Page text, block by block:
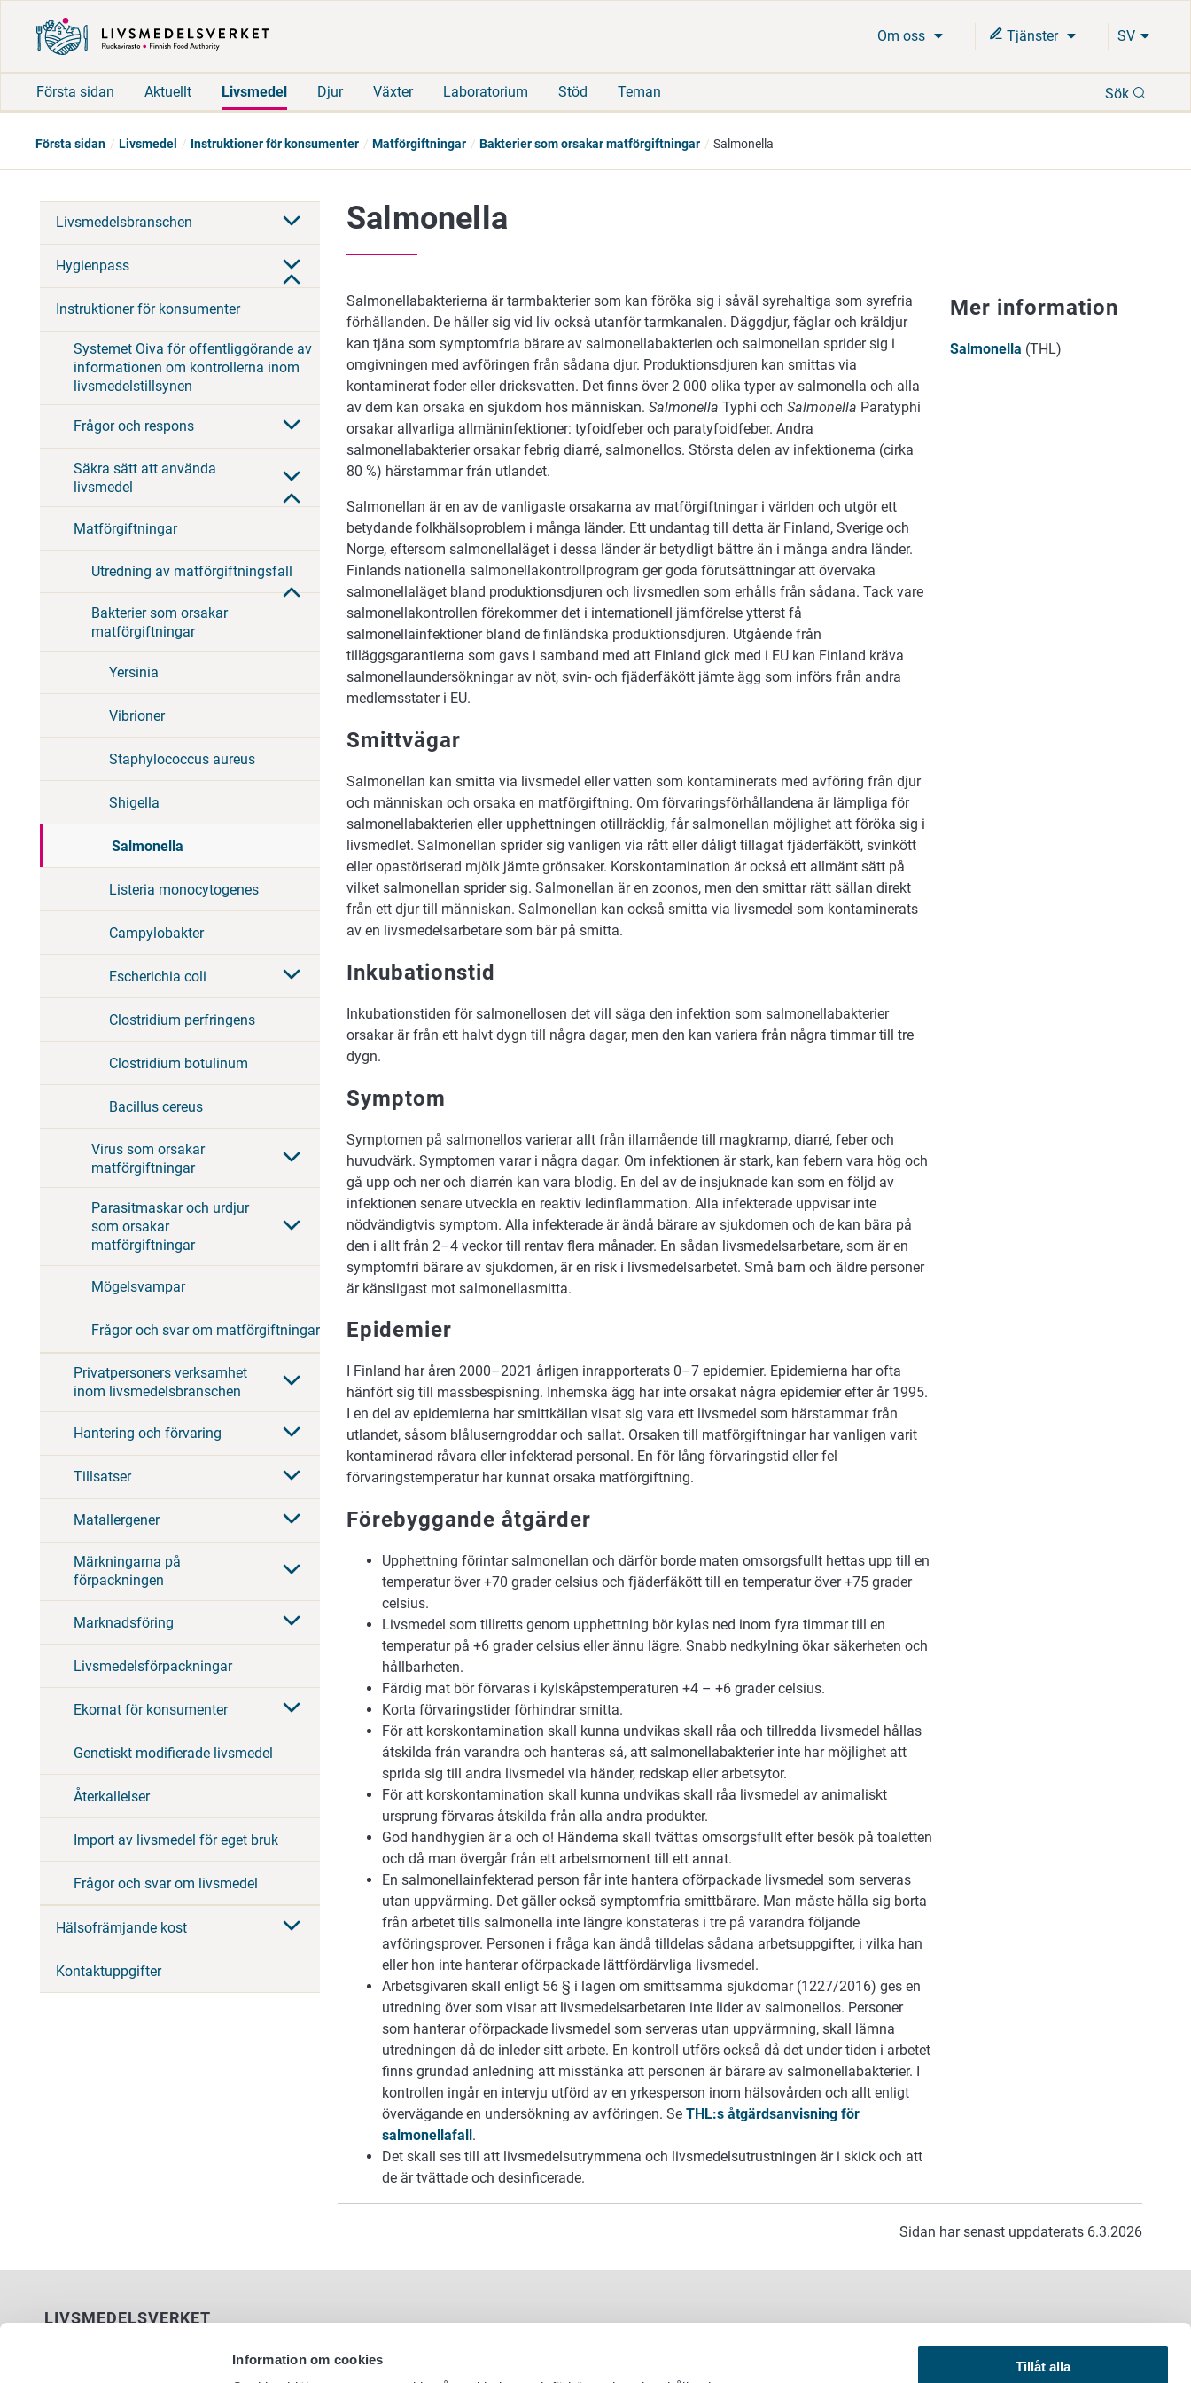
Information om cookies
Tillåt alla
Om oss Tjänster SV
Första sidan Aktuellt Livsmedel Djur Växter Laboratorium Stöd Teman Sök
Första sidan Livsmedel Instruktioner för konsumenter Matförgiftningar Bakterier som orsakar matförgiftningar Salmonella
Livsmedelsbranschen
Hygienpass
Instruktioner för konsumenter
Systemet Oiva för offentliggörande av
informationen om kontrollerna inom
livsmedelstillsynen
Frågor och respons
Säkra sätt att använda
livsmedel
Matförgiftningar
Utredning av matförgiftningsfall
Bakterier som orsakar
matförgiftningar
Yersinia
Vibrioner
Staphylococcus aureus
Shigella
Salmonella
Listeria monocytogenes
Campylobakter
Escherichia coli
Clostridium perfringens
Clostridium botulinum
Bacillus cereus
Virus som orsakar
matförgiftningar
Parasitmaskar och urdjur
som orsakar
matförgiftningar
Mögelsvampar
Frågor och svar om matförgiftningar
Privatpersoners verksamhet
inom livsmedelsbranschen
Hantering och förvaring
Tillsatser
Matallergener
Märkningarna på
förpackningen
Marknadsföring
Livsmedelsförpackningar
Ekomat för konsumenter
Genetiskt modifierade livsmedel
Återkallelser
Import av livsmedel för eget bruk
Frågor och svar om livsmedel
Hälsofrämjande kost
Kontaktuppgifter
Salmonella
Salmonellabakterierna är tarmbakterier som kan föröka sig i såväl syrehaltiga som syrefria
förhållanden. De håller sig vid liv också utanför tarmkanalen. Däggdjur, fåglar och kräldjur
kan tjäna som symptomfria bärare av salmonellabakterien och salmonellan sprider sig i
omgivningen med avföringen från sådana djur. Produktionsdjuren kan smittas via
kontaminerat foder eller dricksvatten. Det finns över 2 000 olika typer av salmonella och alla
av dem kan orsaka en sjukdom hos människan. Salmonella Typhi och Salmonella Paratyphi
orsakar allvarliga allmäninfektioner: tyfoidfeber och paratyfoidfeber. Andra
salmonellabakterier orsakar febrig diarré, salmonellos. Största delen av infektionerna (cirka
80 %) härstammar från utlandet.
Salmonellan är en av de vanligaste orsakarna av matförgiftningar i världen och utgör ett
betydande folkhälsoproblem i många länder. Ett undantag till detta är Finland, Sverige och
Norge, eftersom salmonellaläget i dessa länder är betydligt bättre än i många andra länder.
Finlands nationella salmonellakontrollprogram ger goda förutsättningar att övervaka
salmonellaläget bland produktionsdjuren och livsmedlen som erhålls från sådana. Tack vare
salmonellakontrollen förekommer det i internationell jämförelse ytterst få
salmonellainfektioner bland de finländska produktionsdjuren. Utgående från
tilläggsgarantierna som gavs i samband med att Finland gick med i EU kan Finland kräva
salmonellaundersökningar av nöt, svin- och fjäderfäkött jämte ägg som införs från andra
medlemsstater i EU.
Smittvägar
Salmonellan kan smitta via livsmedel eller vatten som kontaminerats med avföring från djur
och människan och orsaka en matförgiftning. Om förvaringsförhållandena är lämpliga för
salmonellabakterien eller upphettningen otillräcklig, får salmonellan möjlighet att föröka sig i
livsmedlet. Salmonellan sprider sig vanligen via rått eller dåligt tillagat fjäderfäkött, svinkött
eller opastöriserad mjölk jämte grönsaker. Korskontamination är också ett allmänt sätt på
vilket salmonellan sprider sig. Salmonellan är en zoonos, men den smittar rätt sällan direkt
från ett djur till människan. Salmonellan kan också smitta via livsmedel som kontaminerats
av en livsmedelsarbetare som bär på smitta.
Inkubationstid
Inkubationstiden för salmonellosen det vill säga den infektion som salmonellabakterier
orsakar är från ett halvt dygn till några dagar, men den kan variera från några timmar till tre
dygn.
Symptom
Symptomen på salmonellos varierar allt från illamående till magkramp, diarré, feber och
huvudvärk. Symptomen varar i några dagar. Om infektionen är stark, kan febern vara hög och
gå upp och ner och diarrén kan vara blodig. En del av de insjuknade kan som en följd av
infektionen senare utveckla en reaktiv ledinflammation. Alla infekterade uppvisar inte
nödvändigtvis symptom. Alla infekterade är ändå bärare av sjukdomen och de kan bära på
den i allt från 2–4 veckor till rentav flera månader. En sådan livsmedelsarbetare, som är en
symptomfri bärare av sjukdomen, är en risk i livsmedelsarbetet. Små barn och äldre personer
är känsligast mot salmonellasmitta.
Epidemier
I Finland har åren 2000–2021 årligen inrapporterats 0–7 epidemier. Epidemierna har ofta
hänfört sig till massbespisning. Inhemska ägg har inte orsakat några epidemier efter år 1995.
I en del av epidemierna har smittkällan visat sig vara ett livsmedel som härstammar från
utlandet, såsom blåluserngroddar och sallat. Orsaken till matförgiftningar har vanligen varit
kontaminerad råvara eller infekterad personal. En för lång förvaringstid eller fel
förvaringstemperatur har kunnat orsaka matförgiftning.
Förebyggande åtgärder
Upphettning förintar salmonellan och därför borde maten omsorgsfullt hettas upp till en
temperatur över +70 grader celsius och fjäderfäkött till en temperatur över +75 grader
celsius.
Livsmedel som tillretts genom upphettning bör kylas ned inom fyra timmar till en
temperatur på +6 grader celsius eller ännu lägre. Snabb nedkylning ökar säkerheten och
hållbarheten.
Färdig mat bör förvaras i kylskåpstemperaturen +4 – +6 grader celsius.
Korta förvaringstider förhindrar smitta.
För att korskontamination skall kunna undvikas skall råa och tillredda livsmedel hållas
åtskilda från varandra och hanteras så, att salmonellabakterier inte har möjlighet att
sprida sig till andra livsmedel via händer, redskap eller arbetsytor.
För att korskontamination skall kunna undvikas skall råa livsmedel av animaliskt
ursprung förvaras åtskilda från alla andra produkter.
God handhygien är a och o! Händerna skall tvättas omsorgsfullt efter besök på toaletten
och då man övergår från ett arbetsmoment till ett annat.
En salmonellainfekterad person får inte hantera oförpackade livsmedel som serveras
utan uppvärming. Det gäller också symptomfria smittbärare. Man måste hålla sig borta
från arbetet tills salmonella inte längre konstateras i tre på varandra följande
avföringsprover. Personen i fråga kan ändå tilldelas sådana arbetsuppgifter, i vilka han
eller hon inte hanterar oförpackade lättfördärvliga livsmedel.
Arbetsgivaren skall enligt 56 § i lagen om smittsamma sjukdomar (1227/2016) ges en
utredning över som visar att livsmedelsarbetaren inte lider av salmonellos. Personer
som hanterar oförpackade livsmedel som serveras utan uppvärmning, skall lämna
utredningen då de inleder sitt arbete. En kontroll utförs också då det under tiden i arbetet
finns grundad anledning att misstänka att personen är bärare av salmonellabakterier. I
kontrollen ingår en intervju utförd av en yrkesperson inom hälsovården och allt enligt
övervägande en undersökning av avföringen. Se THL:s åtgärdsanvisning för
salmonellafall .
Det skall ses till att livsmedelsutrymmena och livsmedelsutrustningen är i skick och att
de är tvättade och desinficerade.
Mer information
Salmonella (THL)
Sidan har senast uppdaterats 6.3.2026
LIVSMEDELSVERKET